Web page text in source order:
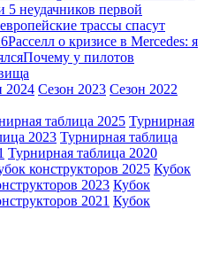
5 неудачников первой
трассы спасут
Расселл о кризисе в Mercedes: я
Почему у пилотов
2024 Сезон 2023 Сезон 2022
таблица 2025 Турнирная
2023 Турнирная таблица
Турнирная таблица 2020
конструкторов 2025 Кубок
2023 Кубок
2021 Кубок